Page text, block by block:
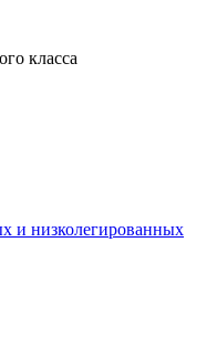
класса
и низколегированных